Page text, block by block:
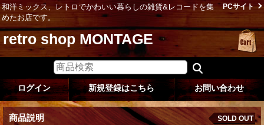
和洋ミックス、レトロでかわいい暮らしの雑貨&レコードを集
めたお店です。
PCサイト
retro shop MONTAGE
ログイン 新規登録はこちら お問い合わせ
商品説明 SOLD OUT